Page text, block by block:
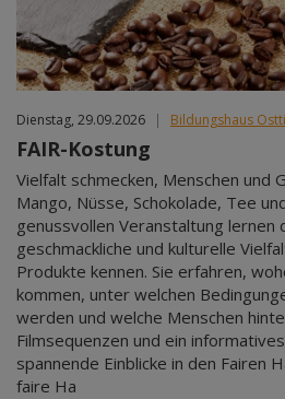
Dienstag, 29.09.2026 | Bildungshaus
FAIR-Kostung
Vielfalt schmecken, Menschen und
Mango, Nüsse, Schokolade, Tee
genussvollen Veranstaltung lernen
geschmackliche und kulturelle
Produkte kennen. Sie erfahren,
kommen, unter welchen
werden und welche Menschen
Filmsequenzen und ein
spannende Einblicke in den Fairen
faire Ha